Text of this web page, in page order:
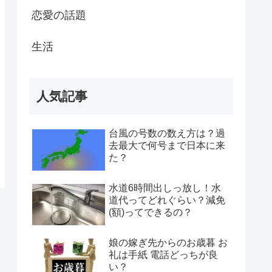
恋愛の話題
生活
人気記事
台風の号数の数え方は？過
去最大で何号まで日本に来
た？
水道6時間出しっ放し！水
道代ってどれぐらい？減免
(額)ってできるの？
娘の嫁ぎ先からのお歳暮 お
礼は手紙 電話どっちが良
い？